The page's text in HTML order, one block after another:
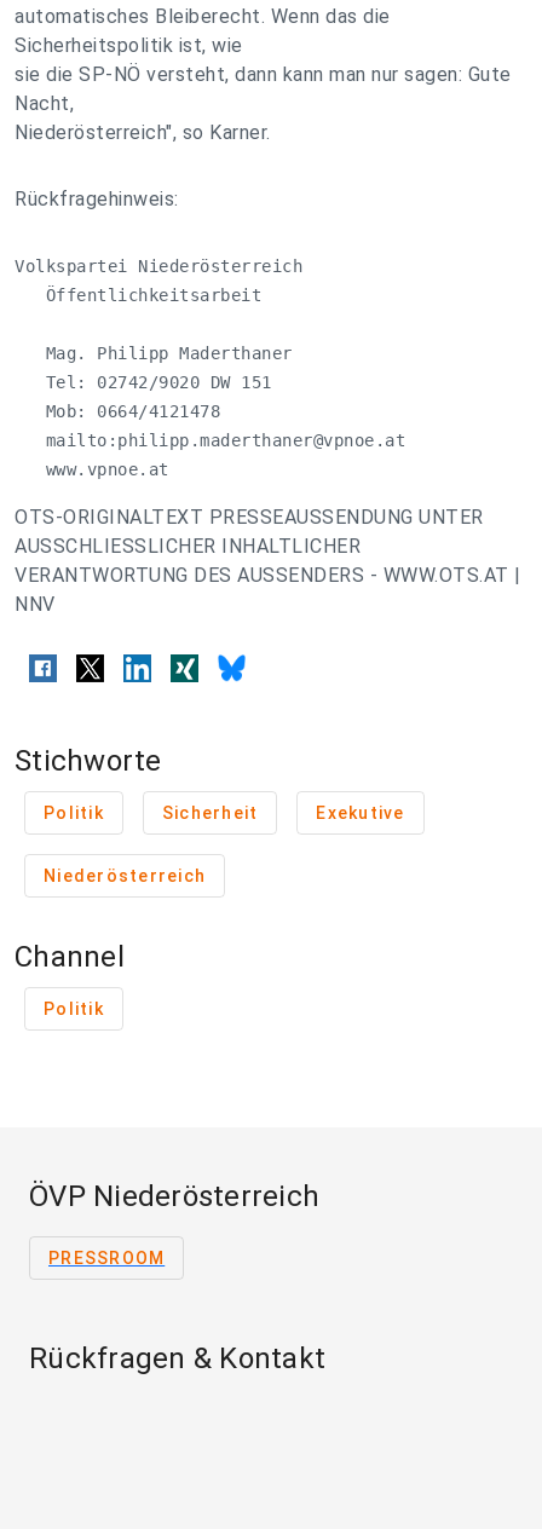
automatisches Bleiberecht. Wenn das die
Sicherheitspolitik ist, wie
sie die SP-NÖ versteht, dann kann man nur sagen: Gute
Nacht,
Niederösterreich", so Karner.
Rückfragehinweis:
Volkspartei Niederösterreich
   Öffentlichkeitsarbeit
   Mag. Philipp Maderthaner
   Tel: 02742/9020 DW 151
   Mob: 0664/4121478
   mailto:
philipp.maderthaner@vpnoe.at
   www.vpnoe.at
OTS-ORIGINALTEXT PRESSEAUSSENDUNG UNTER
AUSSCHLIESSLICHER INHALTLICHER
VERANTWORTUNG DES AUSSENDERS - WWW.OTS.AT |
NNV
Stichworte
Politik Sicherheit Exekutive
Niederösterreich
Channel
Politik
ÖVP Niederösterreich
PRESSROOM
Rückfragen & Kontakt